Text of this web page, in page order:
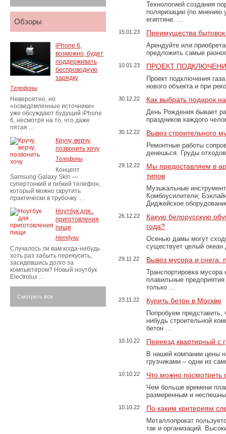
Технологией создания
поляризации (по
египтяне. …
15.01.23 Преимущества
Арендуйте или
предложить самые
10.01.23 ПРОЕКТ
Проект подключения
нового объекта и при
30.12.22 Как выбрать подарок
День Рождения бывает
праздников каждого
30.12.22 Вывоз строительного
Ремонтные работы
денешься. Груды
29.12.22
Мы предоставляем в
типов
Музыкальные
Комбоусилители;
Диджейское
26.12.22
Какую белорусскую
года?
Осенью дамы могут
существует целый
29.11.22 Вывоз мусора и
Транспортировка
плавильные
только …
23.11.22 Купить бетон в Москве
Попробуем представить,
нибудь строительной
бетон …
10.10.22 Переезд квартирный с
В нашей компании цены
грузчиками – одни из
10.10.22 Что можно посмотреть
Чем больше времени
размеренным и
10.10.22 По каким критериям
Металлопрокат
так и организаций.
Обзоры
iPhone 6,
возможно, будет
поддерживать
беспроводную
зарядку
Телефоны
Невероятно, но
«осведомленные источники»
уже обсуждают будущий iPhone
6, несмотря на то, что даже
пятая …
Кручу, верчу,
позвонить хочу
Телефоны
Концепт
Samsung Galaxy Skin —
супертонкий и гибкий телефон,
который можно скрутить
практически в трубочку. …
Ноутбук для..
приготовления
пищи
Нетбуки
Случалось ли вам когда-нибудь
хоть раз забыть перекусить,
засидевшись долго за
компьютером? Новый ноутбук
Electrolux …
Смотреть все